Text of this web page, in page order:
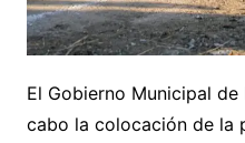
El Gobierno Municipal
cabo la colocación de la